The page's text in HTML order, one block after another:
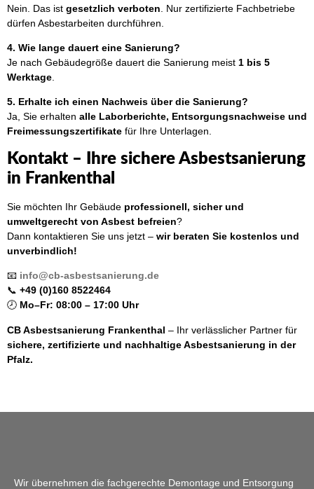
Nein. Das ist gesetzlich verboten . Nur zertifizierte Fachbetriebe
dürfen Asbestarbeiten durchführen.
4. Wie lange dauert eine Sanierung?
Je nach Gebäudegröße dauert die Sanierung meist 1 bis 5
Werktage
5. Erhalte ich einen Nachweis über die Sanierung?
Ja, Sie erhalten alle Laborberichte, Entsorgungsnachweise und
Freimessungszertifikate für Ihre Unterlagen.
Kontakt – Ihre sichere Asbestsanierung
in Frankenthal
Sie möchten Ihr Gebäude professionell, sicher und
umweltgerecht von Asbest befreien?
Dann kontaktieren Sie uns jetzt – wir beraten Sie kostenlos und
unverbindlich!
📧 info@cb-asbestsanierung.de
📞 +49 (0)160 8522464
🕗 Mo–Fr: 08:00 – 17:00 Uhr
CB Asbestsanierung Frankenthal – Ihr verlässlicher Partner für
sichere, zertifizierte und nachhaltige Asbestsanierung in der
Pfalz.
Wir übernehmen die fachgerechte Demontage und Entsorgung